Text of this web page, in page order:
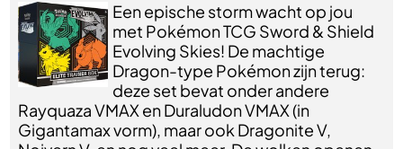
Een epische storm wacht op jou
met Pokémon TCG Sword & Shield
Evolving Skies! De machtige
Dragon-type Pokémon zijn terug:
deze set bevat onder andere
Rayquaza VMAX en Duraludon VMAX (in
Gigantamax vorm), maar ook Dragonite V,